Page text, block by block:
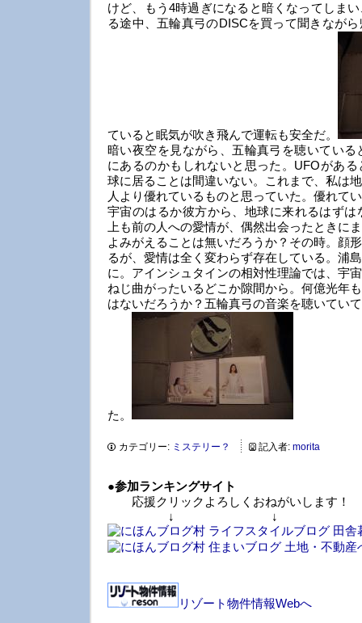
けど、もう4時過ぎになると暗くなってしま
る途中、五輪真弓のDISCを買って聞きなが
ていると眠気が吹き飛んで運転も安全だ。
暗い夜空を見ながら、五輪真弓を聴いてい
にあるのかもしれないと思った。UFOがあ
球に居ることは間違いない。これまで、私は
人より優れているものと思っていた。優れて
宇宙のはるか彼方から、地球に来れるはず
上も前の人への愛情が、偶然出会ったときに
よみがえることは無いだろうか？その時。顔
るが、愛情は全く変わらず存在している。浦
に。アインシュタインの相対性理論では、宇
ねじ曲がったいるどこか隙間から。何億光年
はないだろうか？五輪真弓の音楽を聴いてい
た。
カテゴリー: ミステリー？ 記入者: morita
●参加ランキングサイト
応援クリックよろしくおねがいします！
↓ ↓
リゾート物件情報Webへ